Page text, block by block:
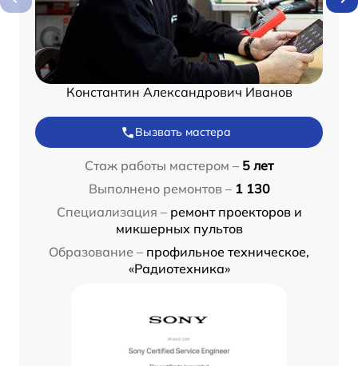
Константин Александрович Иванов
Вызвать мастера
Стаж работы мастером – 5 лет
Выполнено ремонтов – 1 130
Специализация – ремонт проекторов и
микшерных пультов
Образование – профильное техническое,
«Радиотехника»